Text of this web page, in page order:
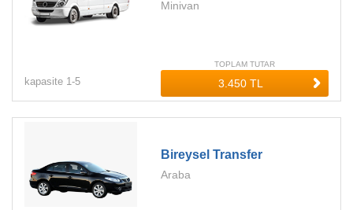
Minivan
kapasite 1-5
TOPLAM TUTAR
Bireysel Transfer
Araba